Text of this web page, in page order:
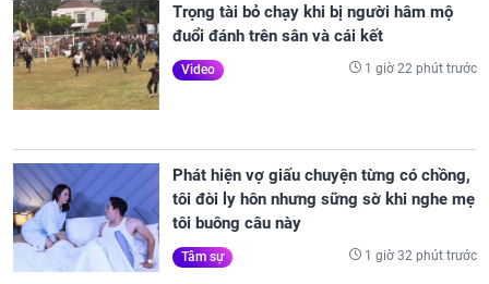
Trọng tài bỏ chạy khi bị người hâm mộ
đuổi đánh trên sân và cái kết
Video 1 giờ 22 phút trước
Phát hiện vợ giấu chuyện từng có chồng,
tôi đòi ly hôn nhưng sững sờ khi nghe mẹ
tôi buông câu này
Tâm sự 1 giờ 32 phút trước